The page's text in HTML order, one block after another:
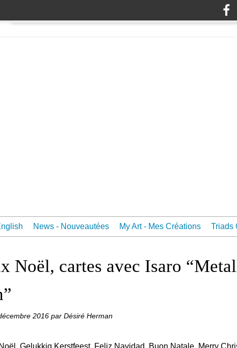
News - Nouveautées My Art - Mes Créations Triads
Noël, cartes avec Isaro
2016 par Désiré Herman